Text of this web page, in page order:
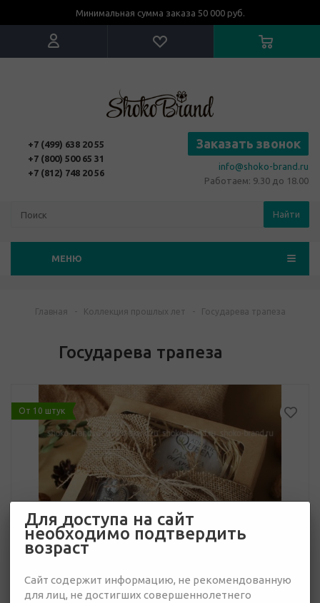
Минимальная сумма заказа 50 000 руб.
+7 (499) 638 20 55
+7 (800) 500 65 31
+7 (812) 748 20 56
Заказать звонок
info@shoko-brand.ru
Работаем: 9.30 до 18.00
Найти
МЕНЮ
Главная - Коллекция прошлых лет - Государева трапеза
Государева трапеза
От 10 штук
Для доступа на сайт
необходимо подтвердить
возраст
Сайт содержит информацию, не рекомендованную
для лиц, не достигших совершеннолетнего